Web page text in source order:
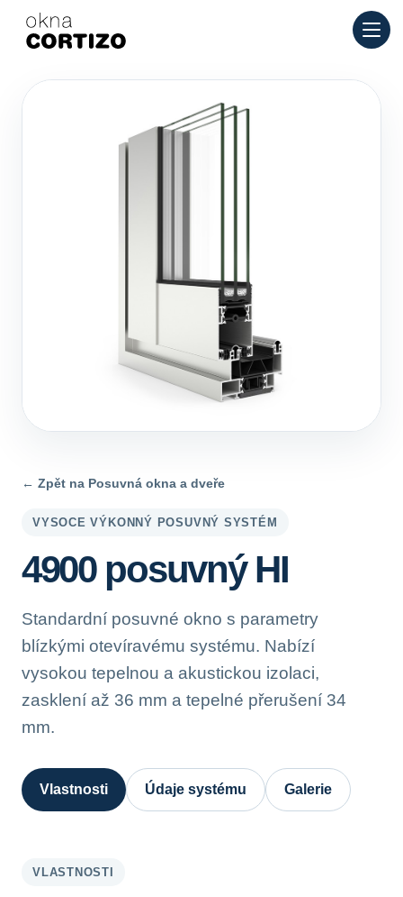
Okna Cortizo je specializovaná síť pro hliníková a PVC okna
Produkty
Síť prodejen
← Zpět na Posuvná okna a dveře
VYSOCE VÝKONNÝ POSUVNÝ SYSTÉM
4900 posuvný HI
Standardní posuvné okno s parametry
blízkými otevíravému systému. Nabízí
vysokou tepelnou a akustickou izolaci,
zasklení až 36 mm a tepelné přerušení 34
mm.
Vlastnosti Údaje systému Galerie
VLASTNOSTI